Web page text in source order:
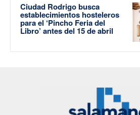
Ciudad Rodrigo busca
establecimientos hosteleros
para el ‘Pincho Feria del
Libro’ antes del 15 de abril